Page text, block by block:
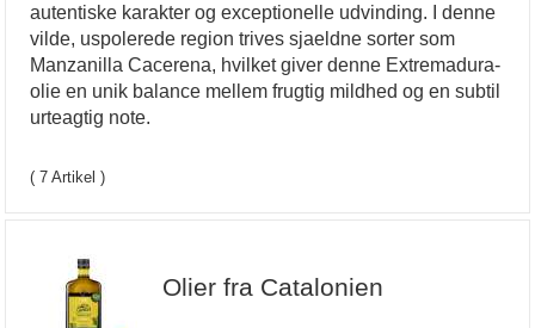
autentiske karakter og exceptionelle udvinding. I denne
vilde, uspolerede region trives sjaeldne sorter som
Manzanilla Cacerena, hvilket giver denne Extremadura-
olie en unik balance mellem frugtig mildhed og en subtil
urteagtig note.
( 7 Artikel )
Olier fra Catalonien